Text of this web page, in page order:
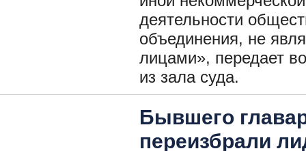
деятельности
объединения, не
лицами», передает
из зала суда.
Бывшего
переизбрали